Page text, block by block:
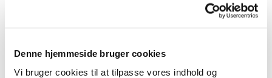
Denne hjemmeside bruger cookies
Vi bruger cookies til at tilpasse vores indhold og
Kontakt Lene Lyngbæk tlf. 2746-4540